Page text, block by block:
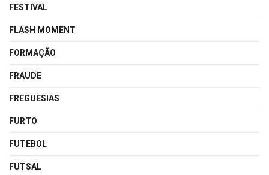
FESTIVAL
FLASH MOMENT
FORMAÇÃO
FRAUDE
FREGUESIAS
FURTO
FUTEBOL
FUTSAL